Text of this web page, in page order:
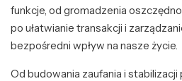
funkcje, od gromadzenia
po ułatwianie transakcji i
bezpośredni wpływ na nasze życie.
Od budowania zaufania i